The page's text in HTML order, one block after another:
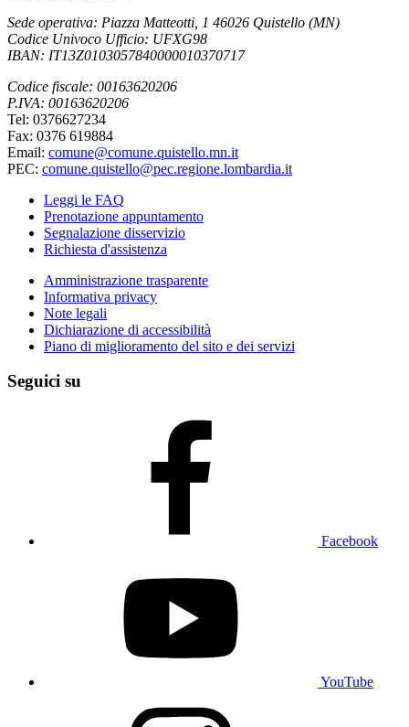
Sede operativa: Piazza Matteotti, 1 46026 Quistello (MN)
Codice Univoco Ufficio: UFXG98
IBAN: IT13Z0103057840000010370717
Codice fiscale: 00163620206
P.IVA: 00163620206
Tel: 0376627234
Fax: 0376 619884
Email: comune@comune.quistello.mn.it
PEC: comune.quistello@pec.regione.lombardia.it
Leggi le FAQ
Prenotazione appuntamento
Segnalazione disservizio
Richiesta d'assistenza
Amministrazione trasparente
Informativa privacy
Note legali
Dichiarazione di accessibilità
Piano di miglioramento del sito e dei servizi
Seguici su
Facebook
YouTube